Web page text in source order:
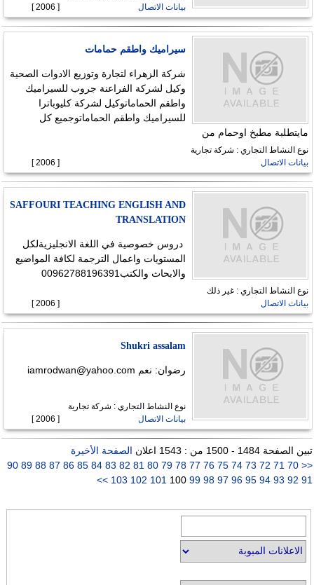
بيانات الاتصال
[ 2006 ]
سيراميك واطقم حمامات
شركة الزهراء لتجارة وتوزيع الادوات الصحية
وكيل لشركة الفراعنة جروب للسيراميك
واطقم الحماماتوكيل لشركة كليوباترا
للسيراميك واطقم الحماماتوجميع كل
مايتطلبة مطبخ اوحمام من
نوع النشاط التجاري : شركة تجارية
بيانات الاتصال
[ 2006 ]
SAFFOURI TEACHING ENGLISH AND
TRANSLATION
دروس خصوصية في اللغة الانجليزيةلكل
المستويات واعمال الترجمة لكافة المواضيع
والابحاث والكتب00962788196391
نوع النشاط التجاري : غير ذلك
بيانات الاتصال
[ 2006 ]
Shukri assalam
رضوان: نعم iamrodwan@yahoo.com
نوع النشاط التجاري : شركة تجارية
بيانات الاتصال
[ 2006 ]
تبين الصفحة 1484 - 1500 من : 1543 اعلان
الصفحة الأخيرة
<<
70
71
72
73
74
75
76
77
78
79
80
81
82
83
84
85
86
87
88
89
90
91
92
93
94
95
96
97
98
99
100
101
102
103
>>